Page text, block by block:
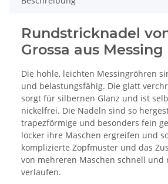
Rundstricknadel
Grossa aus Messing
Die hohle, leichten Messingröhren
und belastungsfähig. Die glatt
sorgt für silbernen Glanz und ist
nickelfrei. Die Nadeln sind so
trapezförmige und besonders fein
locker ihre Maschen ergreifen und
komplizierte Zopfmuster und das
von mehreren Maschen schnell und
verlaufen.